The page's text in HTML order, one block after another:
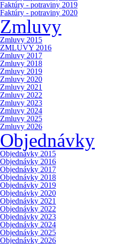
Faktúry - potraviny 2019
Faktúry - potraviny 2020
Zmluvy
Zmluvy 2015
ZMLUVY 2016
Zmluvy 2017
Zmluvy 2018
Zmluvy 2019
Zmluvy 2020
Zmluvy 2021
Zmluvy 2022
Zmluvy 2023
Zmluvy 2024
Zmluvy 2025
Zmluvy 2026
Objednávky
Objednávky 2015
Objednávky 2016
Objednávky 2017
Objednávky 2018
Objednávky 2019
Objednávky 2020
Objednávky 2021
Objednávky 2022
Objednávky 2023
Objednávky 2024
Objednávky 2025
Objednávky 2026